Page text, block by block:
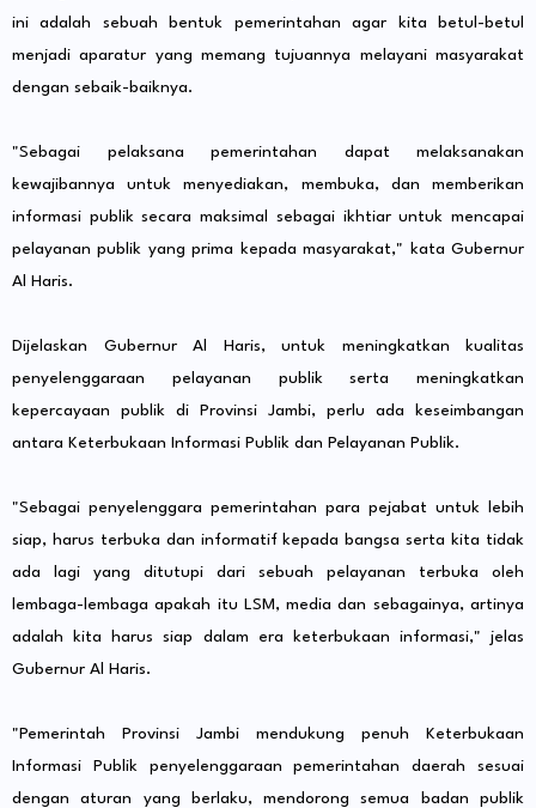
ini adalah sebuah bentuk pemerintahan agar kita betul-betul
menjadi aparatur yang memang tujuannya melayani masyarakat
dengan sebaik-baiknya.
"Sebagai pelaksana pemerintahan dapat melaksanakan
kewajibannya untuk menyediakan, membuka, dan memberikan
informasi publik secara maksimal sebagai ikhtiar untuk mencapai
pelayanan publik yang prima kepada masyarakat," kata Gubernur
Al Haris.
Dijelaskan Gubernur Al Haris, untuk meningkatkan kualitas
penyelenggaraan pelayanan publik serta meningkatkan
kepercayaan publik di Provinsi Jambi, perlu ada keseimbangan
antara Keterbukaan Informasi Publik dan Pelayanan Publik.
"Sebagai penyelenggara pemerintahan para pejabat untuk lebih
siap, harus terbuka dan informatif kepada bangsa serta kita tidak
ada lagi yang ditutupi dari sebuah pelayanan terbuka oleh
lembaga-lembaga apakah itu LSM, media dan sebagainya, artinya
adalah kita harus siap dalam era keterbukaan informasi," jelas
Gubernur Al Haris.
"Pemerintah Provinsi Jambi mendukung penuh Keterbukaan
Informasi Publik penyelenggaraan pemerintahan daerah sesuai
dengan aturan yang berlaku, mendorong semua badan publik